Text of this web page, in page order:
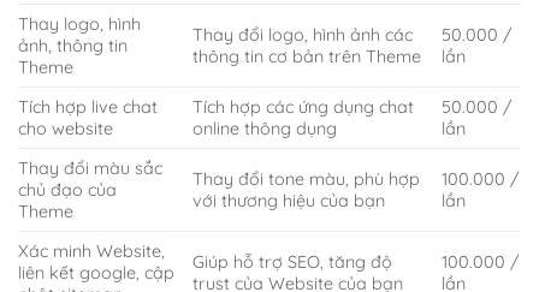
Thay logo, hình
ảnh, thông tin
Theme
Thay đổi logo, hình ảnh các
thông tin cơ bản trên Theme
50.000 /
lần
Tích hợp live chat
cho website
Tích hợp các ứng dụng chat
online thông dụng
50.000 /
lần
Thay đổi màu sắc
chủ đạo của
Theme
Thay đổi tone màu, phù hợp
với thương hiệu của bạn
100.000 /
lần
Xác minh Website,
liên kết google, cập
Giúp hỗ trợ SEO, tăng độ
trust của Website của bạn
100.000 /
lần